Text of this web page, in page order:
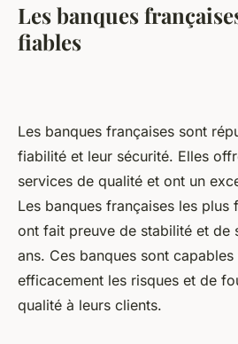
Les banques
fiables
Les banques françaises sont
fiabilité et leur sécurité. Elles
services de qualité et ont un
Les banques françaises les plus
ont fait preuve de stabilité et de
ans. Ces banques sont
efficacement les risques et de
qualité à leurs clients.